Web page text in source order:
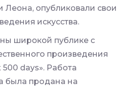
опубликовали свои
искусства.
широкой публике с
произведения
500 days». Работа
была продана на